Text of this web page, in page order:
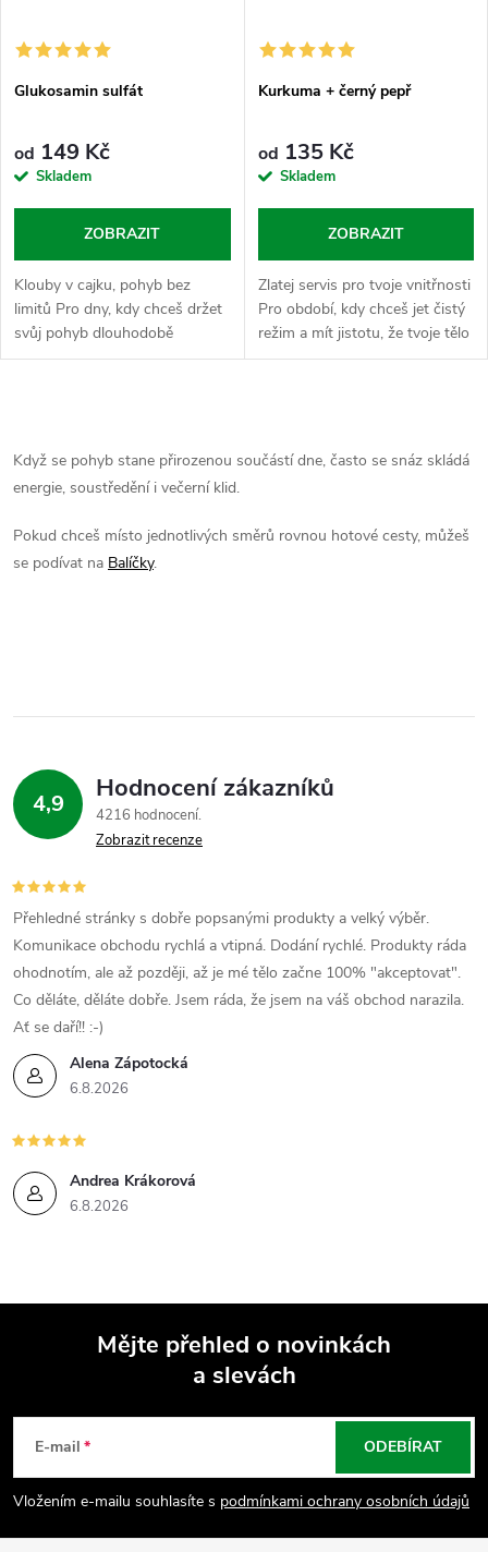
Glukosamin sulfát
od 149 Kč
Skladem
ZOBRAZIT
Klouby v cajku, pohyb bez
limitů Pro dny, kdy chceš držet
svůj pohyb dlouhodobě
udržitelný a mít jistotu, že tě
Kurkuma + černý pepř
od 135 Kč
Skladem
ZOBRAZIT
Zlatej servis pro tvoje vnitřnosti
Pro období, kdy chceš jet čistý
režim a mít jistotu, že tvoje tělo
šlape bez zbytečných zádrhelů.
v
á
í
p
r
k
y
v
ý
p
s
u
Když se pohyb stane přirozenou součástí dne, často se snáz skládá
energie, soustředění i večerní klid.
Pokud chceš místo jednotlivých směrů rovnou hotové cesty, můžeš
se podívat na Balíčky.
4,9 Hodnocení zákazníků
4216 hodnocení
Zobrazit recenze
Alena Zápotocká
6.8.2026
Přehledné stránky s dobře popsanými produkty a velký výběr.
Komunikace obchodu rychlá a vtipná. Dodání rychlé. Produkty ráda
ohodnotím, ale až později, až je mé tělo začne 100% "akceptovat".
Co děláte, děláte dobře. Jsem ráda, že jsem na váš obchod narazila.
Ať se daří!! :-)
Andrea Krákorová
6.8.2026
p
Mějte přehled o novinkách
a slevách
E-mail
Vložením e-mailu souhlasíte s podmínkami ochrany osobních údajů
ODEBÍRAT